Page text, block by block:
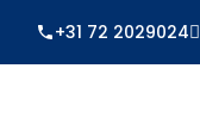
+31 72 2029024